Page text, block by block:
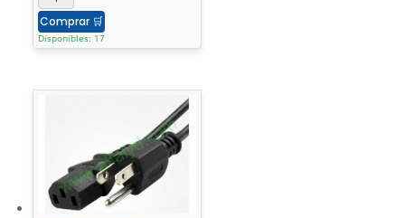
Comprar 🛒
Disponibles: 17